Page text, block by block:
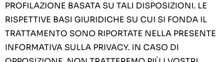
PROFILAZIONE BASATA SU TALI DISPOSIZIONI. LE
RISPETTIVE BASI GIURIDICHE SU CUI SI FONDA IL
TRATTAMENTO SONO RIPORTATE NELLA PRESENTE
INFORMATIVA SULLA PRIVACY. IN CASO DI